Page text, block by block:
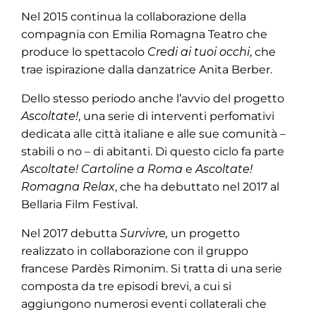
Nel 2015 continua la collaborazione della
compagnia con Emilia Romagna Teatro che
produce lo spettacolo Credi ai tuoi occhi, che
trae ispirazione dalla danzatrice Anita Berber.
Dello stesso periodo anche l’avvio del progetto
Ascoltate!, una serie di interventi perfomativi
dedicata alle città italiane e alle sue comunità –
stabili o no – di abitanti. Di questo ciclo fa parte
Ascoltate! Cartoline a Roma eAscoltate!
Romagna Relax, che ha debuttato nel 2017 al
Bellaria Film Festival.
Nel 2017 debutta Survivre, un progetto
realizzato in collaborazione con il gruppo
francese Pardès Rimonim. Si tratta di una serie
composta da tre episodi brevi, a cui si
aggiungono numerosi eventi collaterali che